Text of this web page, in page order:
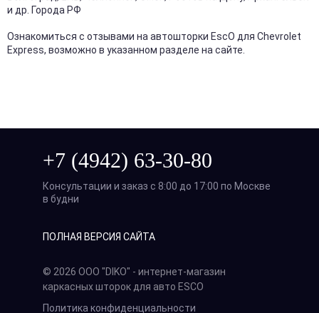
и др. Города РФ
Ознакомиться с отзывами на автошторки EscO для Chevrolet
Express, возможно в указанном разделе на сайте.
+7 (4942) 63-30-80
Консультации и заказ с 8:00 до 17:00 по Москве
в будни
ПОЛНАЯ ВЕРСИЯ САЙТА
© 2026 ООО "DIKO" - интернет-магазин
каркасных шторок для авто ESCO
Политика конфиденциальности